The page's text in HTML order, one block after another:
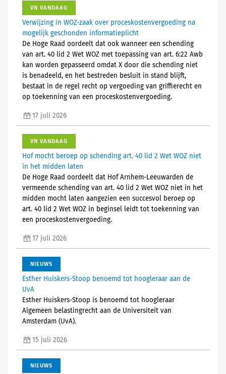
VN VANDAAG
Verwijzing in WOZ-zaak over proceskostenvergoeding na
mogelijk geschonden informatieplicht
De Hoge Raad oordeelt dat ook wanneer een schending
van art. 40 lid 2 Wet WOZ met toepassing van art. 6:22 Awb
kan worden gepasseerd omdat X door die schending niet
is benadeeld, en het bestreden besluit in stand blijft,
bestaat in de regel recht op vergoeding van griffierecht en
op toekenning van een proceskostenvergoeding.
17 juli 2026
VN VANDAAG
Hof mocht beroep op schending art. 40 lid 2 Wet WOZ niet
in het midden laten
De Hoge Raad oordeelt dat Hof Arnhem-Leeuwarden de
vermeende schending van art. 40 lid 2 Wet WOZ niet in het
midden mocht laten aangezien een succesvol beroep op
art. 40 lid 2 Wet WOZ in beginsel leidt tot toekenning van
een proceskostenvergoeding.
17 juli 2026
NIEUWS
Esther Huiskers-Stoop benoemd tot hoogleraar aan de
UvA
Esther Huiskers-Stoop is benoemd tot hoogleraar
Algemeen belastingrecht aan de Universiteit van
Amsterdam (UvA).
15 juli 2026
NIEUWS